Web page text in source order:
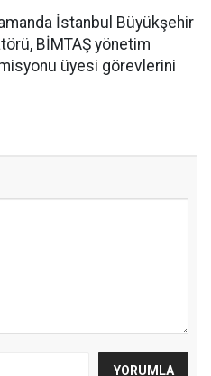
İstanbul Büyükşehir
BİMTAŞ yönetim
üyesi görevlerini